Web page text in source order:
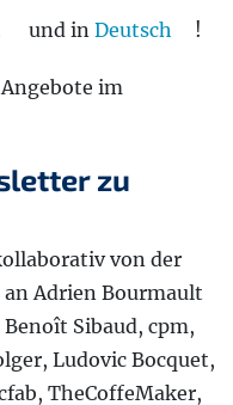
und in Deutsch !
im
zu
von der
Adrien Bourmault
Sibaud, cpm,
Ludovic Bocquet,
TheCoffeMaker,